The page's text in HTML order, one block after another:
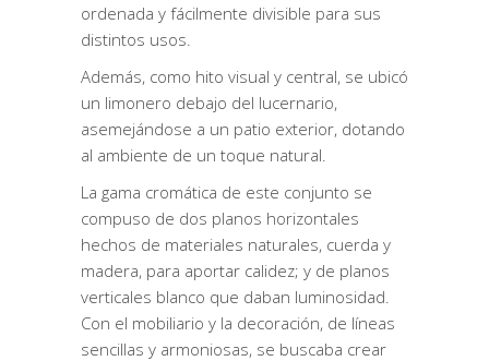
ordenada y fácilmente divisible para sus
distintos usos.
Además, como hito visual y central, se ubicó
un limonero debajo del lucernario,
asemejándose a un patio exterior, dotando
al ambiente de un toque natural.
La gama cromática de este conjunto se
compuso de dos planos horizontales
hechos de materiales naturales, cuerda y
madera, para aportar calidez; y de planos
verticales blanco que daban luminosidad.
Con el mobiliario y la decoración, de líneas
sencillas y armoniosas, se buscaba crear